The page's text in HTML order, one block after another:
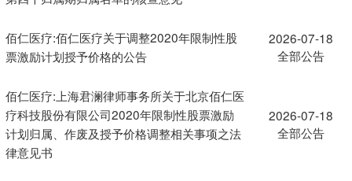
佰仁医疗:佰仁医疗关于调整2020年限制性股
票激励计划授予价格的公告
2026-07-18
全部公告
佰仁医疗:上海君澜律师事务所关于北京佰仁医
疗科技股份有限公司2020年限制性股票激励
计划归属、作废及授予价格调整相关事项之法
律意见书
2026-07-18
全部公告